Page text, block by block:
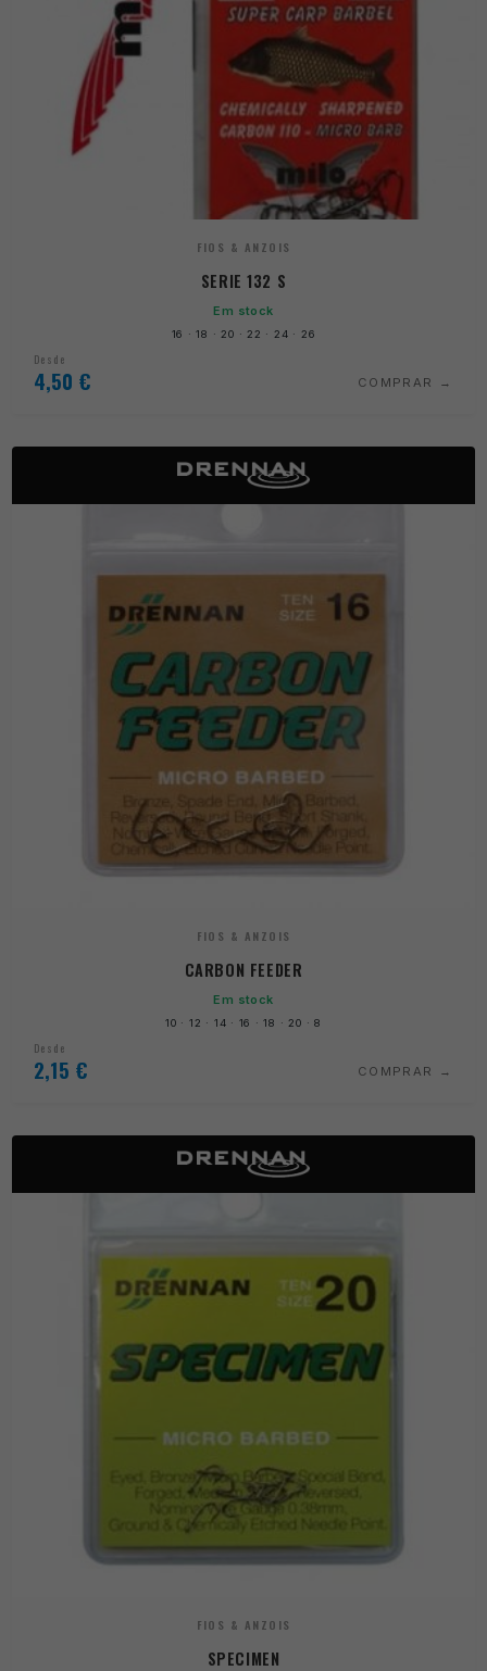
FIOS & ANZOIS
SERIE 132 S
Em stock
16 · 18 · 20 · 22 · 24 · 26
Desde
4,50 € COMPRAR
FIOS & ANZOIS
CARBON FEEDER
Em stock
10 · 12 · 14 · 16 · 18 · 20 · 8
Desde
2,15 € COMPRAR
FIOS & ANZOIS
SPECIMEN